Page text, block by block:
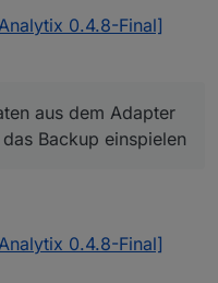
0.4.8-Final]
aus dem Adapter
Backup einspielen
0.4.8-Final]